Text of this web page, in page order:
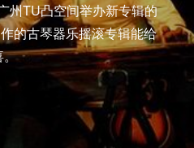
州TU凸空间举办新专辑的
的古琴器乐摇滚专辑能给
。